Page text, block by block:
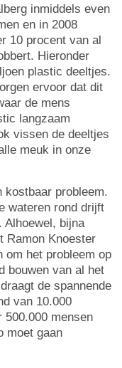
inmiddels even
en in 2008
10 procent van al
Hieronder
plastic deeltjes.
ervoor dat dit
de mens
langzaam
vissen de deeltjes
meuk in onze
kostbaar probleem.
wateren rond drijft
Alhoewel, bijna
Ramon Knoester
om het probleem op
bouwen van al het
de spannende
van 10.000
mensen
moet gaan